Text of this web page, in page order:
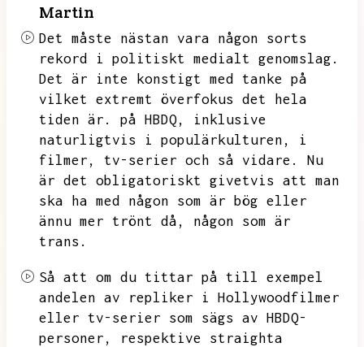
Martin
Det måste nästan vara någon sorts
rekord i politiskt medialt genomslag.
Det är inte konstigt med tanke på
vilket extremt överfokus det hela
tiden är.
på HBDQ,
inklusive
naturligtvis i populärkulturen,
i
filmer,
tv-serier och så vidare.
Nu
är det obligatoriskt givetvis att man
ska ha med någon som är bög eller
ännu mer trönt då,
någon som är
trans.
Så att om du tittar på till exempel
andelen av repliker i Hollywoodfilmer
eller tv-serier som sägs av HBDQ-
personer,
respektive straighta